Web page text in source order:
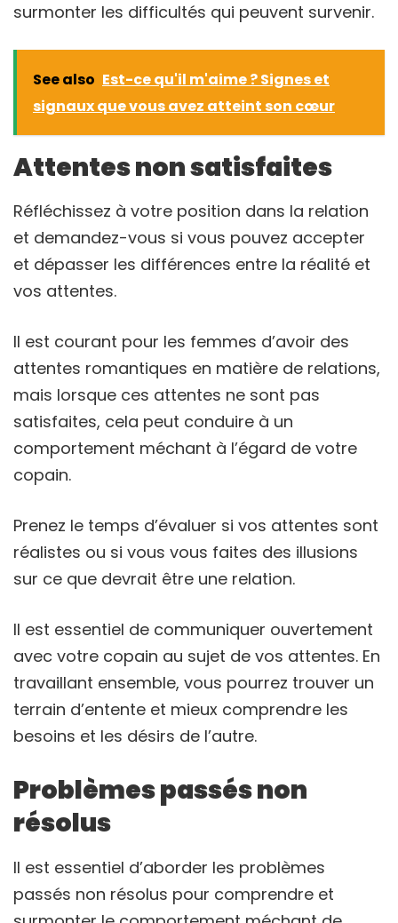
surmonter les difficultés qui peuvent survenir.
See also Est-ce qu'il m'aime ? Signes et
signaux que vous avez atteint son cœur
Attentes non satisfaites
Réfléchissez à votre position dans la relation
et demandez-vous si vous pouvez accepter
et dépasser les différences entre la réalité et
vos attentes.
Il est courant pour les femmes d’avoir des
attentes romantiques en matière de relations,
mais lorsque ces attentes ne sont pas
satisfaites, cela peut conduire à un
comportement méchant à l’égard de votre
copain.
Prenez le temps d’évaluer si vos attentes sont
réalistes ou si vous vous faites des illusions
sur ce que devrait être une relation.
Il est essentiel de communiquer ouvertement
avec votre copain au sujet de vos attentes. En
travaillant ensemble, vous pourrez trouver un
terrain d’entente et mieux comprendre les
besoins et les désirs de l’autre.
Problèmes passés non
résolus
Il est essentiel d’aborder les problèmes
passés non résolus pour comprendre et